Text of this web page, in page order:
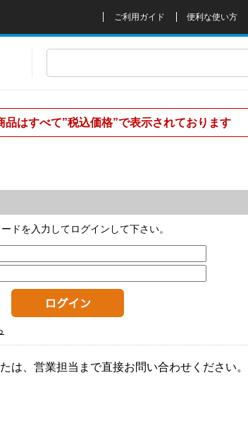
ご利用ガイド 便利な使い方
はすべて”税込価格”で表示されております
ドを入力してログインして下さい。
は、営業担当まで直接お問い合わせください。